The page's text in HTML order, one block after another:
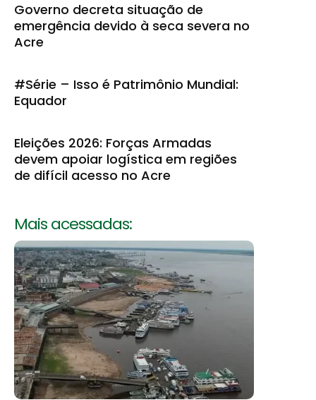
Governo decreta situação de
emergência devido à seca severa no
Acre
#Série – Isso é Patrimônio Mundial:
Equador
Eleições 2026: Forças Armadas
devem apoiar logística em regiões
de difícil acesso no Acre
Mais acessadas: